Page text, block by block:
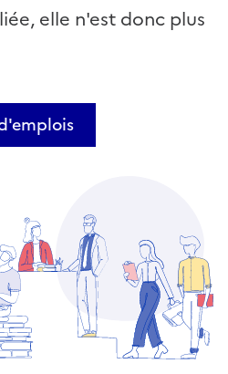
elle n'est donc plus